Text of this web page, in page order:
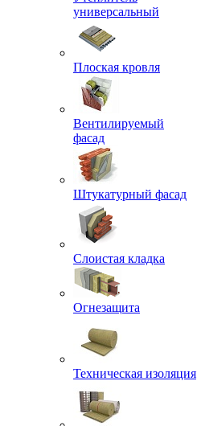
универсальный
Плоская кровля
Вентилируемый
фасад
Штукатурный фасад
Слоистая кладка
Огнезащита
Техническая изоляция